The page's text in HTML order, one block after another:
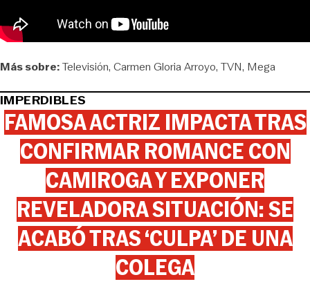
Más sobre:Televisión Carmen Gloria Arroyo TVN Mega
IMPERDIBLES
FAMOSA ACTRIZ IMPACTA TRAS
CONFIRMAR ROMANCE CON
CAMIROGA Y EXPONER
REVELADORA SITUACIÓN: SE
ACABÓ TRAS ‘CULPA’ DE UNA
COLEGA